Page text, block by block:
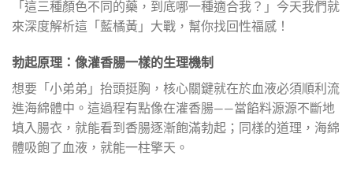
「這三種顏色不同的藥，到底哪一種適合我？」今天我們就
來深度解析這「藍橘黃」大戰，幫你找回性福感！
勃起原理：像灌香腸一樣的生理機制
想要「小弟弟」抬頭挺胸，核心關鍵就在於血液必須順利流
進海綿體中。這過程有點像在灌香腸——當餡料源源不斷地
填入腸衣，就能看到香腸逐漸飽滿勃起；同樣的道理，海綿
體吸飽了血液，就能一柱擎天。